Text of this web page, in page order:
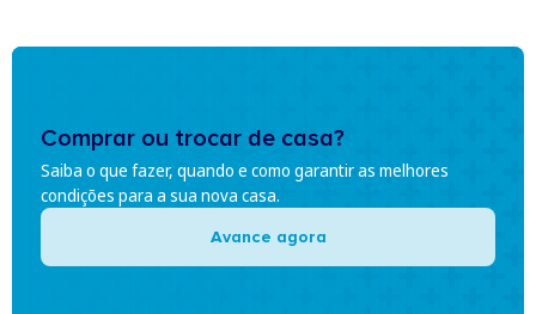
Comprar ou trocar de casa?
Saiba o que fazer, quando e como garantir as melhores
condições para a sua nova casa.
Avance agora